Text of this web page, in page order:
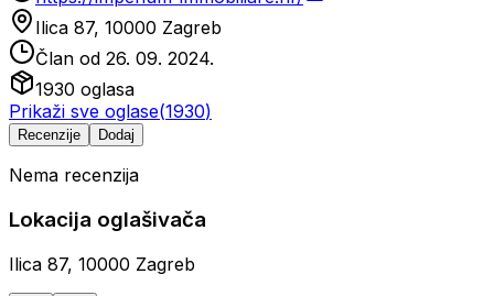
Ilica 87, 10000 Zagreb
Član od 26. 09. 2024.
1930 oglasa
Prikaži sve oglase(1930)
Recenzije Dodaj
Nema recenzija
Lokacija oglašivača
Ilica 87, 10000 Zagreb